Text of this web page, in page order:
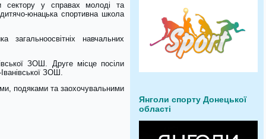
сектору у справах молоді та
дитячо-юнацька спортивна школа
загальноосвітніх навчальних
ЗОШ. Друге місце посіли
ЗОШ.
подяками та заохочувальними
Янголи спорту Донецької
області